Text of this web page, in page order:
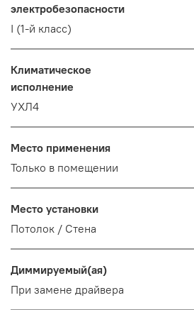
электробезопасности
I (1-й класс)
Климатическое
исполнение
УХЛ4
Место применения
Только в помещении
Место установки
Потолок / Cтена
Диммируемый(ая)
При замене драйвера